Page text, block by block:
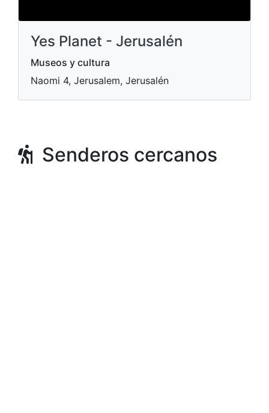
Yes Planet - Jerusalén
Museos y cultura
Naomi 4, Jerusalem, Jerusalén
Senderos cercanos